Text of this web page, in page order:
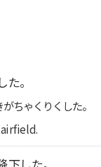
。
ちゃくりくした。